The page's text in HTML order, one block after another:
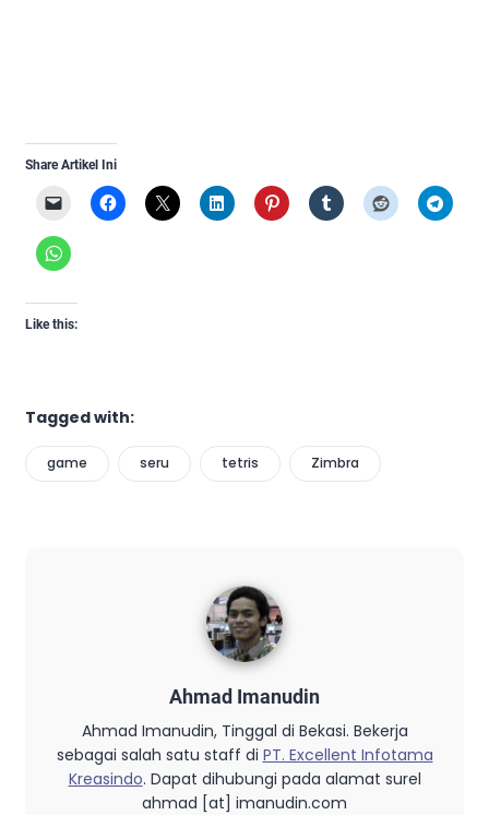
Share Artikel Ini
Like this:
Tagged with:
game seru tetris Zimbra
Ahmad Imanudin
Ahmad Imanudin, Tinggal di Bekasi. Bekerja
sebagai salah satu staff di PT. Excellent Infotama
Kreasindo. Dapat dihubungi pada alamat surel
ahmad [at] imanudin.com